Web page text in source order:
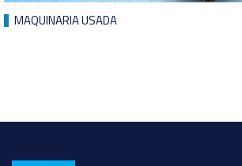
MAQUINARIA USADA